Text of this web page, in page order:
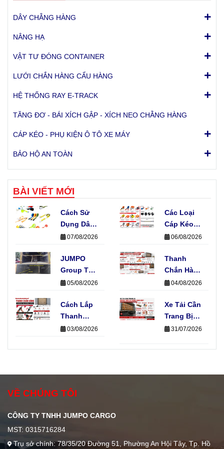
DÂY CHẰNG HÀNG
NÂNG HẠ
VẬT TƯ ĐÓNG CONTAINER
LƯỚI CHẮN HÀNG CẨU HÀNG
HỆ THỐNG RAY E-TRACK
TĂNG ĐƠ - BÁI XÍCH GẬP - XÍCH NEO CHẰNG HÀNG
CÁP KÉO - PHỤ KIỆN Ô TÔ XE MÁY
BẢO HỘ AN TOÀN
BÀI VIẾT MỚI
Cách Sử
Dụng Dây
Khóa Cam
Làm Hỏng
Hàng Hóa
07/08/2026
Các Loại
Cáp Kéo
Xe Phổ
Nay Và
Ứng Dụng
Thực Tế
06/08/2026
JUMPO
Group Thi
Công Hệ
Track Cho
Xe Tải Của
Đơn Vị Vận
05/08/2026
Thanh
Chắn Hàng
Và Dây
Hàng, Nên
Chọn Loại
Nào?
04/08/2026
Cách Lắp
Thanh
Chắn Hàng
Thuật
Phải Ai
03/08/2026
Xe Tải Cần
Trang Bị
Những
Chằng
31/07/2026
VỀ CHÚNG TÔI
CÔNG TY TNHH JUMPO CARGO
MST: 0315716284
Trụ sở chính: 78/35/20 Đường 51, Phường An Hội Tây, Tp. Hồ